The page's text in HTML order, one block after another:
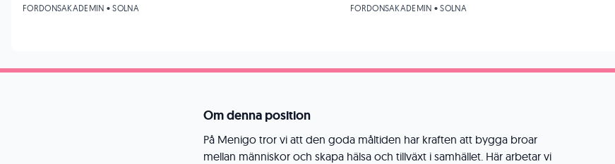
Om denna position
På Menigo tror vi att den goda måltiden har kraften att bygga broar
mellan människor och skapa hälsa och tillväxt i samhället. Här arbetar vi
FORDONSAKADEMIN • SOLNA FORDONSAKADEMIN • SOLNA